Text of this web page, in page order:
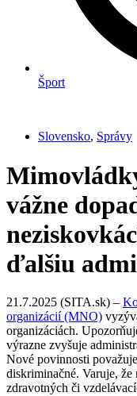
Šport
Slovensko, Správy
vážne
ďalšiu
21.7.2025 (SITA.sk) –
organizácií (MNO)
organizáciách.
výrazne zvyšuje
Nové povinnosti
diskriminačné. Varuje,
zdravotných či